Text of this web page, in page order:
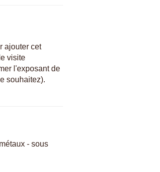
ajouter cet
visite
l'exposant de
souhaitez).
- sous